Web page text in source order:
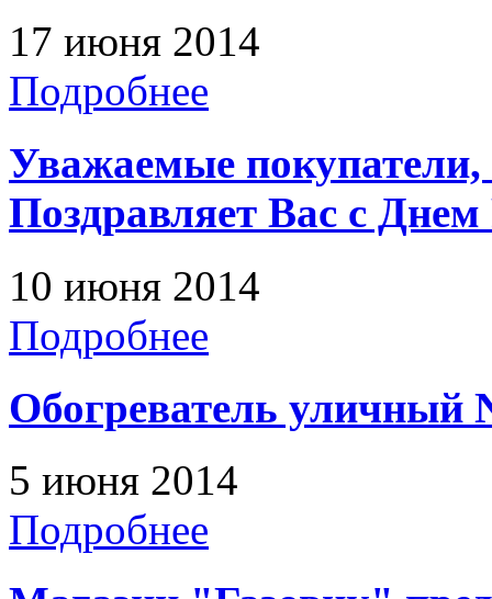
17 июня 2014
Подробнее
Уважаемые
Поздравляет Вас с Днем
10 июня 2014
Подробнее
Обогреватель уличный
5 июня 2014
Подробнее